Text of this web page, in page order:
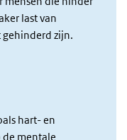
last van
zijn.
hart- en
mentale